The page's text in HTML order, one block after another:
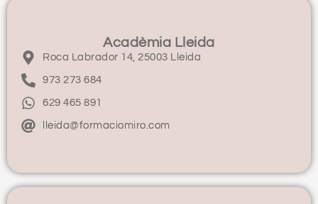
Acadèmia Lleida
Roca Labrador 14, 25003 Lleida
973 273 684
629 465 891
lleida@formaciomiro.com